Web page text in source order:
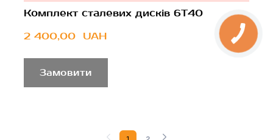
Комплект сталевих дисків 6T40
2 400,00  UAH
Замовити